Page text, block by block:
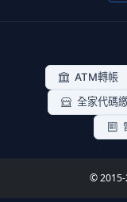
ATM轉帳
全家代碼
© 2015-